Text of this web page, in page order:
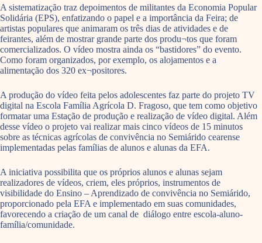
A sistematização traz depoimentos de militantes da Economia Popular
Solidária (EPS), enfatizando o papel e a importância da Feira; de
artistas populares que animaram os três dias de atividades e de
feirantes, além de mostrar grande parte dos produ¬tos que foram
comercializados. O vídeo mostra ainda os “bastidores” do evento.
Como foram organizados, por exemplo, os alojamentos e a
alimentação dos 320 ex¬positores.
A produção do vídeo feita pelos adolescentes faz parte do projeto TV
digital na Escola Família Agrícola D. Fragoso, que tem como objetivo
formatar uma Estação de produção e realização de vídeo digital. Além
desse vídeo o projeto vai realizar mais cinco vídeos de 15 minutos
sobre as técnicas agrícolas de convivência no Semiárido cearense
implementadas pelas famílias de alunos e alunas da EFA.
A iniciativa possibilita que os próprios alunos e alunas sejam
realizadores de vídeos, criem, eles próprios, instrumentos de
visibilidade do Ensino – Aprendizado de convivência no Semiárido,
proporcionado pela EFA e implementado em suas comunidades,
favorecendo a criação de um canal de diálogo entre escola-aluno-
família/comunidade.